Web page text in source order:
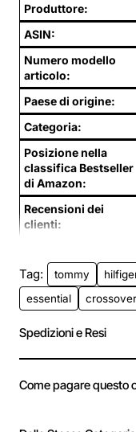
Produttore:
ASIN:
Numero modello
articolo:
Paese di origine:
Categoria:
Posizione nella
classifica Bestseller
di Amazon:
Recensioni dei
clienti:
Tag: tommy
essential
crossover
Spedizioni e Resi
Come pagare questo